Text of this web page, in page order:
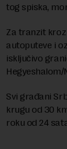
tog spiska,
Za tranzit
autoputeve i
isključivo
Hegyeshalom/
Svi građani
krugu od 30
roku od 24